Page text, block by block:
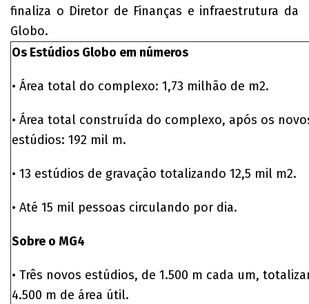
finaliza o Diretor de Finanças e infraestrutura da
Globo.
Os Estúdios Globo em números
• Área total do complexo: 1,73 milhão de m2.
• Área total construída do complexo, após os
estúdios: 192 mil m.
• 13 estúdios de gravação totalizando 12,5 mil m2.
• Até 15 mil pessoas circulando por dia.
Sobre o MG4
• Três novos estúdios, de 1.500 m cada um,
4.500 m de área útil.